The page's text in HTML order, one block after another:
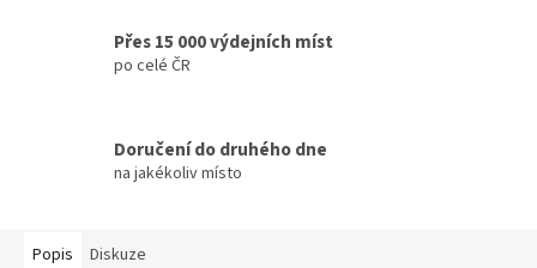
Přes 15 000 výdejních míst
po celé ČR
Doručení do druhého dne
na jakékoliv místo
Popis Diskuze